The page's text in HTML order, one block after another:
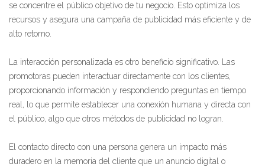
se concentre el público objetivo de tu negocio. Esto optimiza los
recursos y asegura una campaña de publicidad más eficiente y de
alto retorno.
La interacción personalizada es otro beneficio significativo. Las
promotoras pueden interactuar directamente con los clientes,
proporcionando información y respondiendo preguntas en tiempo
real, lo que permite establecer una conexión humana y directa con
el público, algo que otros métodos de publicidad no logran.
El contacto directo con una persona genera un impacto más
duradero en la memoria del cliente que un anuncio digital o